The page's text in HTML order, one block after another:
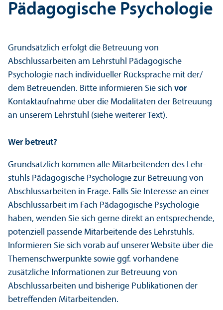
Pädagogische Psychologie
Grundsätzlich erfolgt die Betreuung von
Abschlussarbeiten am Lehr­stuhl Pädagogische
Psychologie nach individueller Rücksprache mit der/
dem Betreuenden. Bitte informieren Sie sich vor
Kontaktaufnahme über die Modalitäten der Betreuung
an unserem Lehr­stuhl (siehe weiterer Text).
Wer betreut?
Grundsätzlich kommen alle Mitarbeitenden des Lehr­
stuhls Pädagogische Psychologie zur Betreuung von
Abschlussarbeiten in Frage. Falls Sie Interesse an einer
Abschlussarbeit im Fach Pädagogische Psychologie
haben, wenden Sie sich gerne direkt an entsprechende,
potenziell passende Mitarbeitende des Lehr­stuhls.
Informieren Sie sich vorab auf unserer Website über die
Themenschwerpunkte sowie ggf. vorhandene
zusätzliche Informationen zur Betreuung von
Abschlussarbeiten und bisherige Publikationen der
betreffenden Mitarbeitenden.